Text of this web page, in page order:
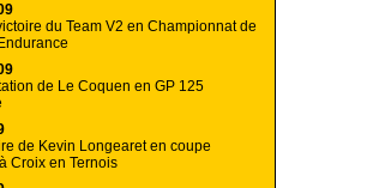
du Team V2 en Championnat de
de Le Coquen en GP 125
de Kevin Longearet en coupe
Croix en Ternois